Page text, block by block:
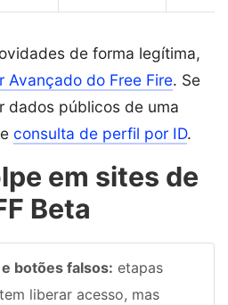
de forma legítima,
Avançado do Free Fire. Se
dados públicos de uma
consulta de perfil por ID.
em sites de
Beta
botões falsos: etapas
liberar acesso, mas